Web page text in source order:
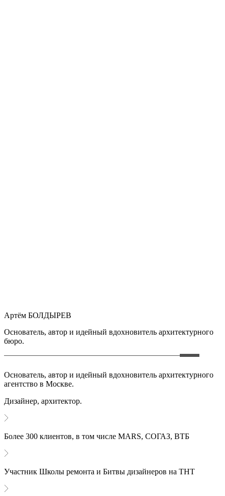
Артём БОЛДЫРЕВ
Основатель, автор и идейный вдохновитель архитектурного
бюро.
Основатель, автор и идейный вдохновитель архитектурного
агентство в Москве.
Дизайнер, архитектор.
Более 300 клиентов, в том числе MARS, СОГАЗ, ВТБ
Участник Школы ремонта и Битвы дизайнеров на ТНТ